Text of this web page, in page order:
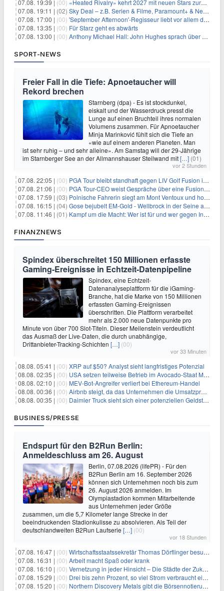
07.08. 19:39 | (00) «Heated Rivalry» kehrt 2027 mit neuen Stars zurück
07.08. 19:11 | (02) Sky Deal – z.B. Serien & Filme, Paramount+ & Netflix für 19,99€/Monat
07.08. 17:00 | (00) 'September Afternoon'-Regisseur liebt vor allem die 'Banalität' in seinen Filmen
07.08. 13:35 | (00) Für Starz geht es abwärts
07.08. 13:00 | (00) Anthony Michael Hall: John Hughes sprach über eine Fortsetzung von 'The Breakfast Club'
SPORT-NEWS
Freier Fall in die Tiefe: Apnoetaucher will
Rekord brechen
Starnberg (dpa) - Es ist stockdunkel,
eiskalt und der Wasserdruck presst die
Lunge auf einen Bruchteil ihres normalen
Volumens zusammen. Für Apnoetaucher
Minja Marinković fühlt sich die Tiefe an
«wie auf einem anderen Planeten. Man
ist sehr ruhig – und sehr alleine». Am Samstag will der 29-Jährige
im Starnberger See an der Allmannshauser Steilwand mit[…] (01)
vor 2 Stunden
07.08. 22:05 | (00) PGA Tour bleibt standhaft gegen LIV Golf Fusion in einem sich wandelnden Sportumfeld
07.08. 21:06 | (00) PGA Tour-CEO weist Gespräche über eine Fusion mit LIV Golf zurück und bekräftigt die Wettbewerbslandschaft
07.08. 17:59 | (03) Polnische Fahrerin siegt am Mont Ventoux und holt Tour-Gelb
07.08. 16:15 | (04) Gose bejubelt EM-Gold - Wellbrock in der Seine ausgebremst
07.08. 11:46 | (01) Kampf um die Macht: Wer ist für und wer gegen Infantino?
FINANZNEWS
Spindex überschreitet 150 Millionen erfasste
Gaming-Ereignisse in Echtzeit-Datenpipeline
Spindex, eine Echtzeit-
Datenanalyseplattform für die iGaming-
Branche, hat die Marke von 150 Millionen
erfassten Gaming-Ereignissen
überschritten. Die Plattform verarbeitet
mehr als 2.000 neue Datenpunkte pro
Minute von über 700 Slot-Titeln. Dieser Meilenstein verdeutlicht
das Ausmaß der Live-Daten, die durch unabhängige,
Drittanbieter-Tracking-Schichten […] (00)
vor 33 Minuten
08.08. 05:41 | (00) XRP auf $50? Analyst sieht langfristiges Potenzial
08.08. 02:35 | (00) USA setzen teilweise Betrieb im Avocado-Staat Michoacán in Mexiko wieder in Gang
08.08. 02:10 | (00) MEV-Bot-Angreifer verliert bei Ethereum-Handel
08.08. 00:36 | (00) Airbnb steigt, da das Unternehmen die Umsatzprognose anhebt und starkes Wachstum signalisiert
08.08. 00:35 | (00) Daimler Truck sieht sich einer potenziellen Geldstrafe von 1 Milliarde Euro aufgrund von EU-Emissionsvorschriften gegenüber
BUSINESS/PRESSE
Endspurt für den B2Run Berlin:
Anmeldeschluss am 26. August
Berlin, 07.08.2026 (lifePR) - Für den
B2Run Berlin am 16. September 2026
können sich Unternehmen noch bis zum
26. August 2026 anmelden. Im
Olympiastadion kommen Mitarbeitende
aus Unternehmen jeder Größe
zusammen, um die 5,7 Kilometer lange Strecke in der
beeindruckenden Stadionkulisse zu absolvieren. Als Teil der
deutschlandweiten B2Run Laufserie […] (00)
vor 18 Stunden
07.08. 16:47 | (00) Wirtschaftsstaatssekretär Thomas Dörflinger besucht Handwerksbetrieb im Kammerbezirk Freiburg
07.08. 16:31 | (00) Arbeit macht Spaß oder krank
07.08. 16:10 | (00) Vernetzung in jeder Hinsicht – Die Städte der Zukunft sind grün-blau
07.08. 15:29 | (00) Drei bis zehn Prozent, so viel Strom verbraucht ein Aufzug im Gebäude
07.08. 15:20 | (00) Northern Discovery Metals gibt die Börsennotierung an der Frankfurter Wertpapierbörse bekannt